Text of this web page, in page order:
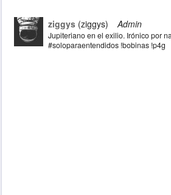
ziggys ziggys Admin
Jupiteriano en el exilio. Irónico por
#soloparaentendidos !bobinas !p4g